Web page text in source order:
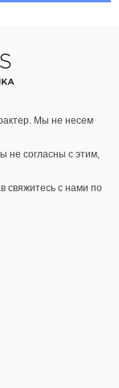
Мы не несем
не согласны с этим,
свяжитесь с нами по